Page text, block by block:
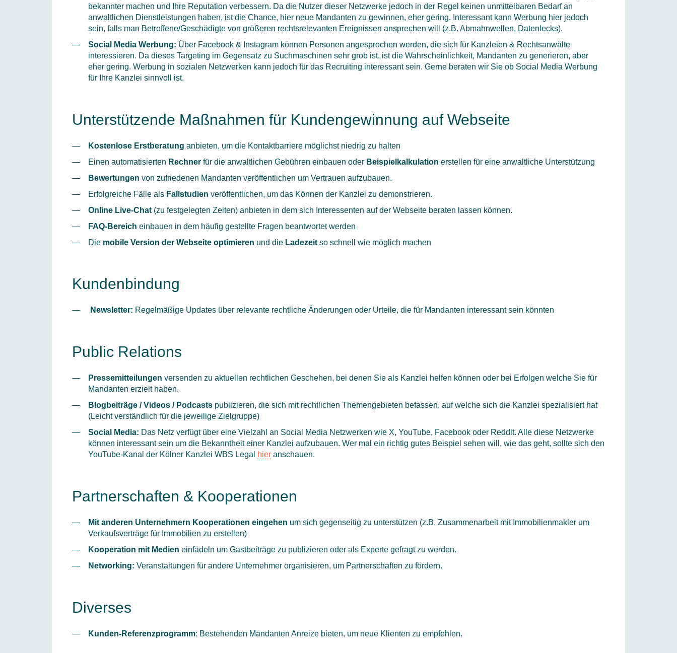
bekannter machen und Ihre Reputation verbessern. Da die Nutzer dieser Netzwerke jedoch in der Regel keinen unmittelbaren Bedarf an
anwaltlichen Dienstleistungen haben, ist die Chance, hier neue Mandanten zu gewinnen, eher gering. Interessant kann Werbung hier jedoch
sein, falls man Betroffene/Geschädigte von größeren rechtsrelevanten Ereignissen ansprechen will (z.B. Abmahnwellen, Datenlecks).
Social Media Werbung: Über Facebook & Instagram können Personen angesprochen werden, die sich für Kanzleien & Rechtsanwälte
interessieren. Da dieses Targeting im Gegensatz zu Suchmaschinen sehr grob ist, ist die Wahrscheinlichkeit, Mandanten zu generieren, aber
eher gering. Werbung in sozialen Netzwerken kann jedoch für das Recruiting interessant sein. Gerne beraten wir Sie ob Social Media Werbung
für Ihre Kanzlei sinnvoll ist.
Unterstützende Maßnahmen für Kundengewinnung auf Webseite
Kostenlose Erstberatung anbieten, um die Kontaktbarriere möglichst niedrig zu halten
Einen automatisierten Rechner für die anwaltlichen Gebühren einbauen oder Beispielkalkulation erstellen für eine anwaltliche Unterstützung
Bewertungen von zufriedenen Mandanten veröffentlichen um Vertrauen aufzubauen.
Erfolgreiche Fälle als Fallstudien veröffentlichen, um das Können der Kanzlei zu demonstrieren.
Online Live-Chat (zu festgelegten Zeiten) anbieten in dem sich Interessenten auf der Webseite beraten lassen können.
FAQ-Bereich einbauen in dem häufig gestellte Fragen beantwortet werden
Die mobile Version der Webseite optimieren und die Ladezeit so schnell wie möglich machen
Kundenbindung
Newsletter: Regelmäßige Updates über relevante rechtliche Änderungen oder Urteile, die für Mandanten interessant sein könnten
Public Relations
Pressemitteilungen versenden zu aktuellen rechtlichen Geschehen, bei denen Sie als Kanzlei helfen können oder bei Erfolgen welche Sie für
Mandanten erzielt haben.
Blogbeiträge / Videos / Podcasts publizieren, die sich mit rechtlichen Themengebieten befassen, auf welche sich die Kanzlei spezialisiert hat
(Leicht verständlich für die jeweilige Zielgruppe)
Social Media: Das Netz verfügt über eine Vielzahl an Social Media Netzwerken wie X, YouTube, Facebook oder Reddit. Alle diese Netzwerke
können interessant sein um die Bekanntheit einer Kanzlei aufzubauen. Wer mal ein richtig gutes Beispiel sehen will, wie das geht, sollte sich den
YouTube-Kanal der Kölner Kanzlei WBS Legal
hier anschauen.
Partnerschaften & Kooperationen
Mit anderen Unternehmern Kooperationen eingehen um sich gegenseitig zu unterstützen (z.B. Zusammenarbeit mit Immobilienmakler um
Verkaufsverträge für Immobilien zu erstellen)
Kooperation mit Medien einfädeln um Gastbeiträge zu publizieren oder als Experte gefragt zu werden.
Networking: Veranstaltungen für andere Unternehmer organisieren, um Partnerschaften zu fördern.
Diverses
Kunden-Referenzprogramm: Bestehenden Mandanten Anreize bieten, um neue Klienten zu empfehlen.